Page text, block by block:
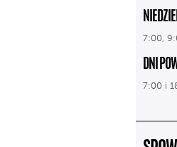
7:00,
DNI
7:00 i